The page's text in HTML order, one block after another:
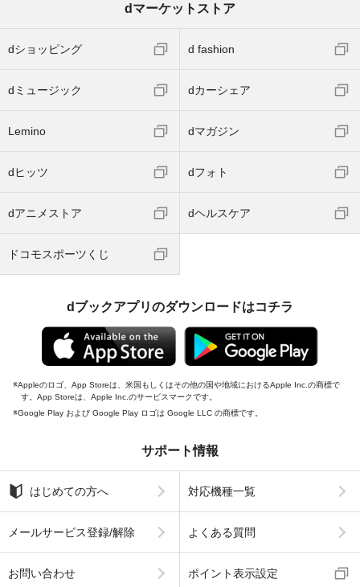
dマーケットストア
dショッピング d fashion
dミュージック dカーシェア
Lemino dマガジン
dヒッツ dフォト
dアニメストア dヘルスケア
ドコモスポーツくじ
dブックアプリのダウンロードはコチラ
Appleのロゴ、App Storeは、米国もしくはその他の国や地域におけるApple Inc.の商標で
す。App Storeは、Apple Inc.のサービスマークです。
Google Play および Google Play ロゴは Google LLC の商標です。
サポート情報
はじめての方へ 対応機種一覧
メールサービス登録/解除 よくある質問
お問い合わせ ポイント表示設定